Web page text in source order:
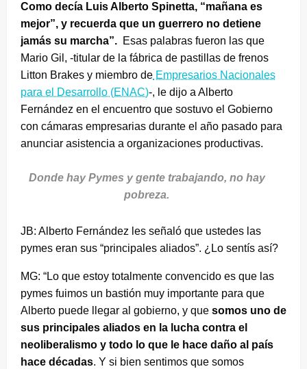
Como decía Luis Alberto Spinetta, “mañana es
mejor”, y recuerda que un guerrero no detiene
jamás su marcha”. Esas palabras fueron las que
Mario Gil, -titular de la fábrica de pastillas de frenos
Litton Brakes y miembro de Empresarios Nacionales
para el Desarrollo (ENAC)-, le dijo a Alberto
Fernández en el encuentro que sostuvo el Gobierno
con cámaras empresarias durante el año pasado para
anunciar asistencia a organizaciones productivas.
Donde hay Pymes y gente trabajando, no hay
pobreza.
JB: Alberto Fernández les señaló que ustedes las
pymes eran sus “principales aliados”. ¿Lo sentís así?
MG: “Lo que estoy totalmente convencido es que las
pymes fuimos un bastión muy importante para que
Alberto puede llegar al gobierno, y que somos uno de
sus principales aliados en la lucha contra el
neoliberalismo y todo lo que le hace daño al país
hace décadas. Y si bien sentimos que somos